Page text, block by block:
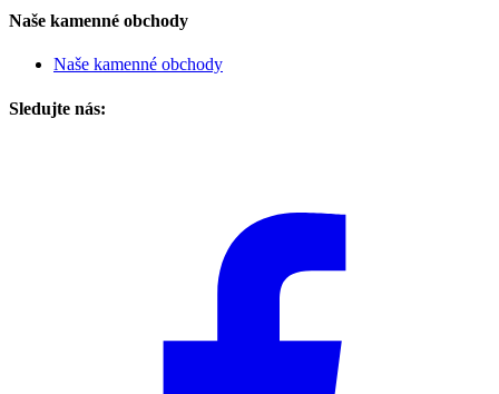
Naše kamenné obchody
Naše kamenné obchody
Sledujte nás: